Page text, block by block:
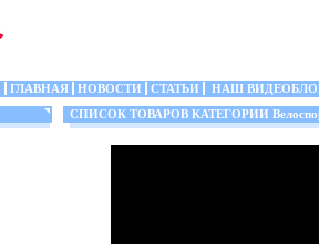
ГЛАВНАЯ НОВОСТИ СТАТЬИ
НАШ
СПИСОК ТОВАРОВ КАТЕГОРИИ